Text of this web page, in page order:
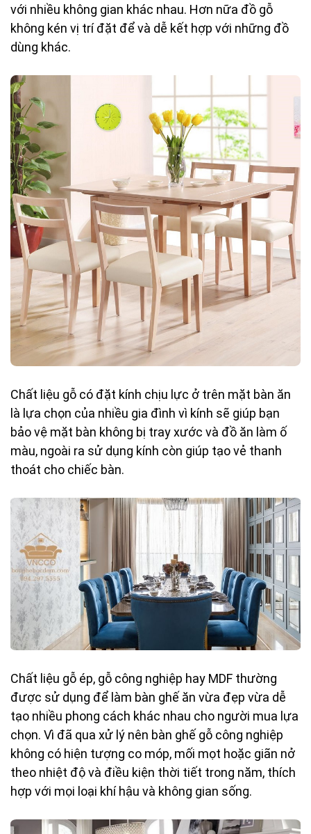
với nhiều không gian khác nhau. Hơn nữa đồ gỗ
không kén vị trí đặt để và dễ kết hợp với những đồ
dùng khác.
Chất liệu gỗ có đặt kính chịu lực ở trên mặt bàn ăn
là lựa chọn của nhiều gia đình vì kính sẽ giúp bạn
bảo vệ mặt bàn không bị tray xước và đồ ăn làm ố
màu, ngoài ra sử dụng kính còn giúp tạo vẻ thanh
thoát cho chiếc bàn.
Chất liệu gỗ ép, gỗ công nghiệp hay MDF thường
được sử dụng để làm bàn ghế ăn vừa đẹp vừa dễ
tạo nhiều phong cách khác nhau cho người mua lựa
chọn. Vì đã qua xử lý nên bàn ghế gỗ công nghiệp
không có hiện tượng co móp, mối mọt hoặc giãn nở
theo nhiệt độ và điều kiện thời tiết trong năm, thích
hợp với mọi loại khí hậu và không gian sống.